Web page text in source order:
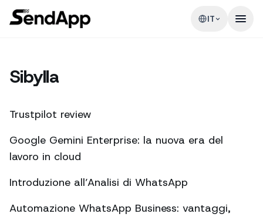
IT
Sibylla
Trustpilot review
Google Gemini Enterprise: la nuova era del
lavoro in cloud
Introduzione all’Analisi di WhatsApp
Automazione WhatsApp Business: vantaggi,